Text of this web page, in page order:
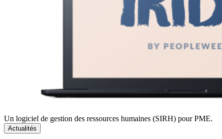
Un logiciel de gestion des ressources humaines (SIRH) pour PME.
Actualités